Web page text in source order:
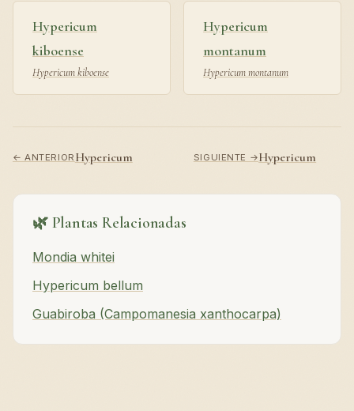
Hypericum
kiboense
Hypericum kiboense
Hypericum
montanum
Hypericum montanum
← ANTERIORHypericum SIGUIENTE →Hypericum
🌿 Plantas Relacionadas
Mondia whitei
Hypericum bellum
Guabiroba (Campomanesia xanthocarpa)